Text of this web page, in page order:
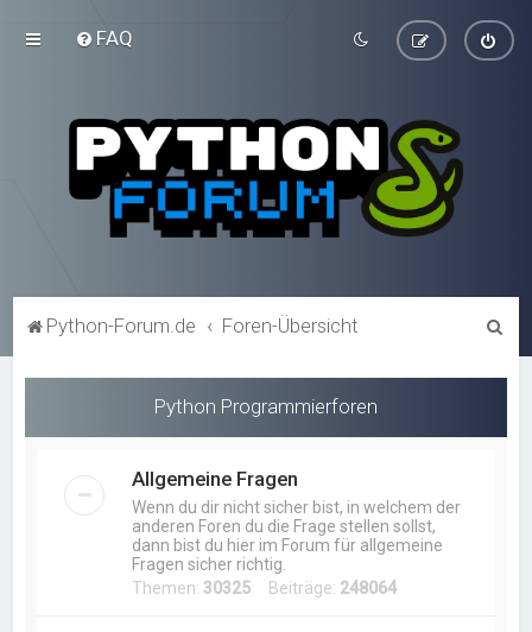
FAQ
Python-Forum.de Foren-Übersicht
Python Programmierforen
Allgemeine Fragen
Wenn du dir nicht sicher bist, in welchem der
anderen Foren du die Frage stellen sollst,
dann bist du hier im Forum für allgemeine
Fragen sicher richtig.
Themen: 30325 Beiträge: 248064